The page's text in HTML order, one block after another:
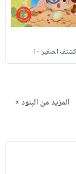
الصغير - ا
المزيد من البنود »